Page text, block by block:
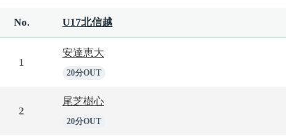
No. U17北信越
1
安達恵大
20分OUT
2
尾芝樹心
20分OUT